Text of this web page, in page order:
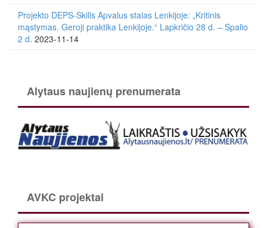
Projekto DEPS-Skills Apvalus stalas Lenkijoje: „Kritinis
mąstymas. Geroji praktika Lenkijoje.“ Lapkričio 28 d. – Spalio
2 d. 2023-11-14
Alytaus naujienų prenumerata
AVKC projektai